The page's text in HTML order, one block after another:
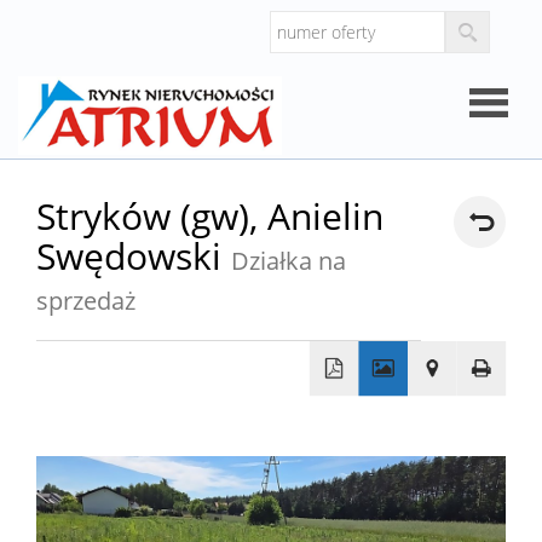
Domy
Stryków (gw), Anielin
Swędowski Działka na
sprzedaż
−